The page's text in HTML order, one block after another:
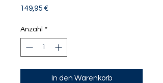
149,95 €Preis
Anzahl *
In den Warenkorb